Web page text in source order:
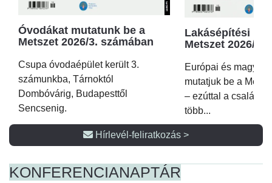
Óvodákat mutatunk be a
Metszet 2026/3. számában
Csupa óvodaépület került 3.
számunkba, Tárnoktól
Dombóvárig, Budapesttől
Sencsenig.
Lakásépítési
Metszet 2026/2.
Európai és magyar
mutatjuk be a
– ezúttal a családi
több...
Hírlevél-feliratkozás >
KONFERENCIANAPTÁR